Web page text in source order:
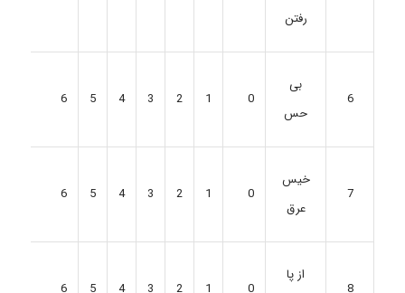
رفتن
6
بی
حس
0
1
2
3
4
5
6
7
خیس
عرق
0
1
2
3
4
5
6
8
از پا
0
1
2
3
4
5
6